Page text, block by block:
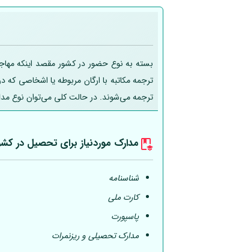
بسته به نوع حضور در کشور مقصد اینکه
ترجمه مکاتبه با ارگان مربوطه یا اشخاصی
ترجمه می‌شوند. در حالت کلی می‌توان نوع
مدارک موردنیاز برای تحصیل در
شناسنامه
کارت ملی
پاسپورت
مدارک تحصیلی و ریزنمرات